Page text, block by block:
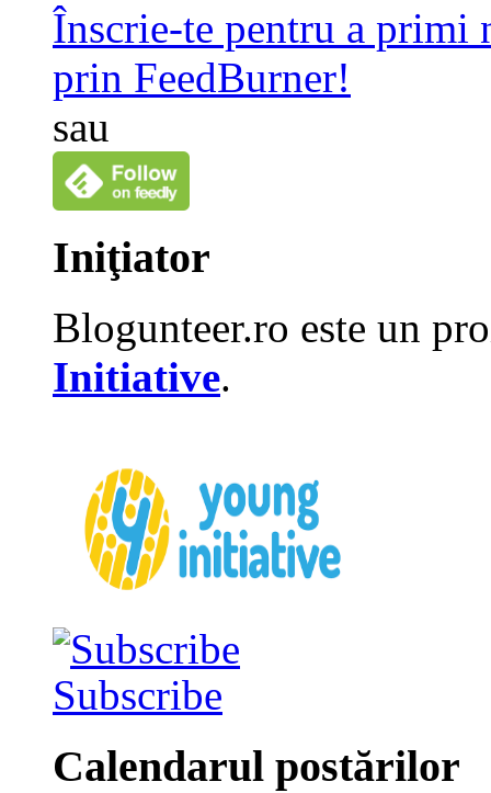
Înscrie-te pentru a primi
prin FeedBurner!
sau
Iniţiator
Blogunteer.ro este un
Initiative.
Subscribe
Calendarul postărilor